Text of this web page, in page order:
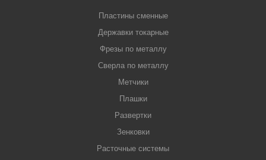
Пластины сменные
Державки токарные
Фрезы по металлу
Сверла по металлу
Метчики
Плашки
Развертки
Зенковки
Расточные системы